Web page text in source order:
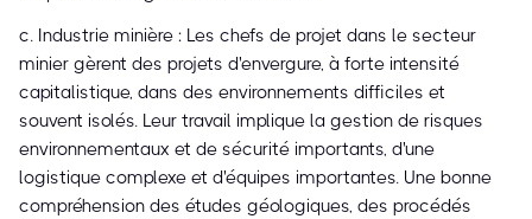
c. Industrie minière : Les chefs de projet dans le secteur
minier gèrent des projets d'envergure, à forte intensité
capitalistique, dans des environnements difficiles et
souvent isolés. Leur travail implique la gestion de risques
environnementaux et de sécurité importants, d'une
logistique complexe et d'équipes importantes. Une bonne
compréhension des études géologiques, des procédés